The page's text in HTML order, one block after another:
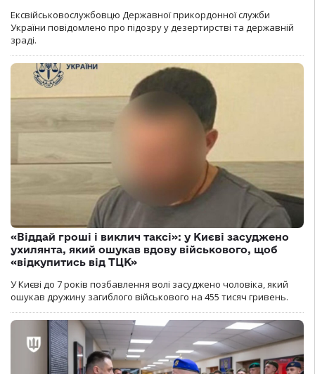
Ексвійськовослужбовцю Державної прикордонної служби
України повідомлено про підозру у дезертирстві та державній
зраді.
«Віддай гроші і виклич таксі»: у Києві засуджено
ухилянта, який ошукав вдову військового, щоб
«відкупитись від ТЦК»
У Києві до 7 років позбавлення волі засуджено чоловіка, який
ошукав дружину загиблого військового на 455 тисяч гривень.